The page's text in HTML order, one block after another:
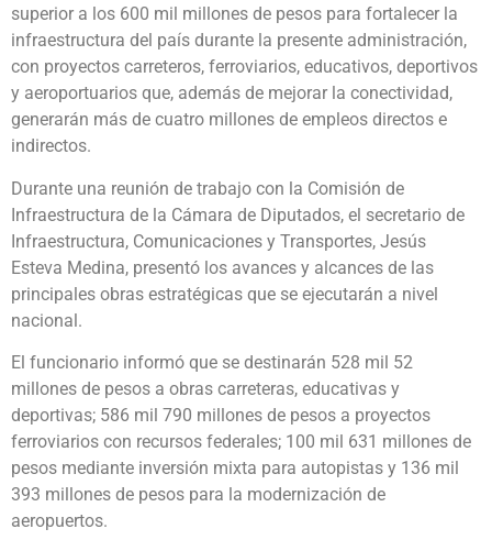
superior a los 600 mil millones de pesos para fortalecer la
infraestructura del país durante la presente administración,
con proyectos carreteros, ferroviarios, educativos, deportivos
y aeroportuarios que, además de mejorar la conectividad,
generarán más de cuatro millones de empleos directos e
indirectos.
Durante una reunión de trabajo con la Comisión de
Infraestructura de la Cámara de Diputados, el secretario de
Infraestructura, Comunicaciones y Transportes, Jesús
Esteva Medina, presentó los avances y alcances de las
principales obras estratégicas que se ejecutarán a nivel
nacional.
El funcionario informó que se destinarán 528 mil 52
millones de pesos a obras carreteras, educativas y
deportivas; 586 mil 790 millones de pesos a proyectos
ferroviarios con recursos federales; 100 mil 631 millones de
pesos mediante inversión mixta para autopistas y 136 mil
393 millones de pesos para la modernización de
aeropuertos.